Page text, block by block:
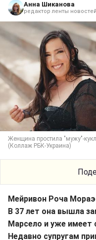
Анна Шиканова
редактор ленты новостей
Женщина простила "мужу"-
(Коллаж РБК-Украина)
Мейривон Роча
В 37 лет она вышла
Марсело и уже имеет
Недавно супругам